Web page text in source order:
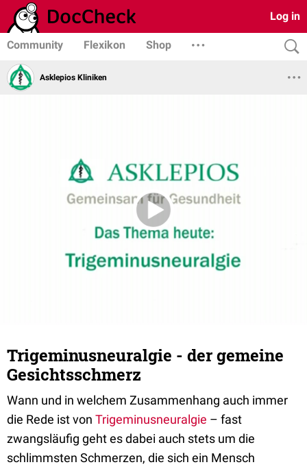
Log in
Community Flexikon Shop
Asklepios Kliniken
Trigeminusneuralgie - der gemeine
Gesichtsschmerz
Wann und in welchem Zusammenhang auch immer
die Rede ist von Trigeminusneuralgie – fast
zwangsläufig geht es dabei auch stets um die
schlimmsten Schmerzen, die sich ein Mensch